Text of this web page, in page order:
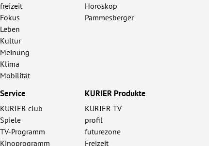
freizeit
Fokus
Leben
Kultur
Meinung
Klima
Mobilität
Horoskop
Pammesberger
Service
KURIER club
Spiele
TV-Programm
Kinoprogramm
KURIER Produkte
KURIER TV
profil
futurezone
Freizeit